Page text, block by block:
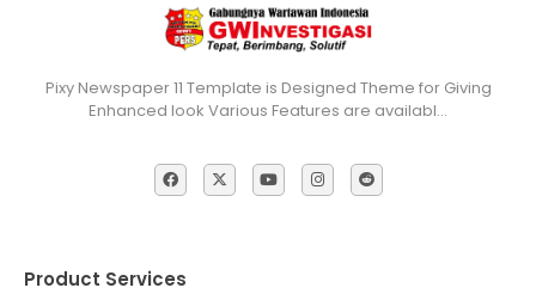
Pixy Newspaper 11 Template is Designed Theme for Giving
Enhanced look Various Features are availabl…
Product Services